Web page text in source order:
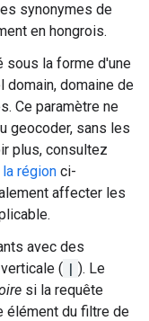
synonymes de
en hongrois.
sous la forme d'une
domain, domaine de
Ce paramètre ne
geocoder, sans les
plus, consultez
région ci-
affecter les
avec des
( | ). Le
si la requête
élément du filtre de